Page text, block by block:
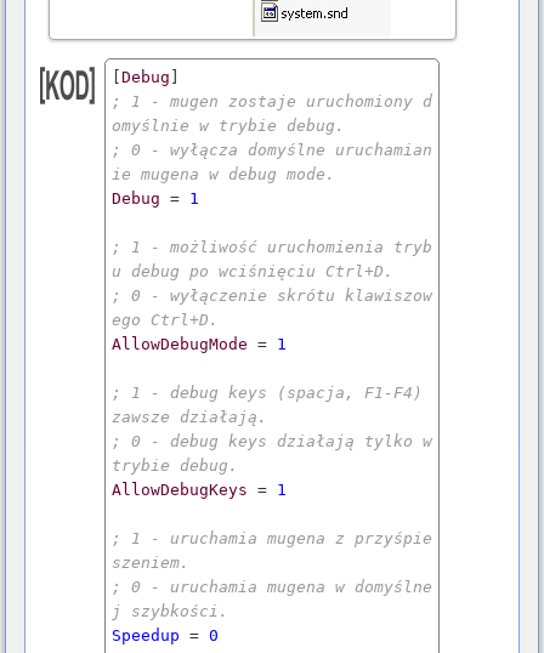
Debug
; 1 - mugen zostaje uruchomiony d
omyślnie w trybie debug.
; 0 - wyłącza domyślne uruchamian
ie mugena w debug mode.
Debug = 1
; 1 - możliwość uruchomienia tryb
u debug po wciśnięciu Ctrl+D.
; 0 - wyłączenie skrótu klawiszow
ego Ctrl+D.
AllowDebugMode = 1
; 1 - debug keys (spacja, F1-F4)
zawsze działają.
; 0 - debug keys działają tylko w
trybie debug.
AllowDebugKeys = 1
; 1 - uruchamia mugena z przyśpie
szeniem.
; 0 - uruchamia mugena w domyślne
j szybkości.
Speedup = 0